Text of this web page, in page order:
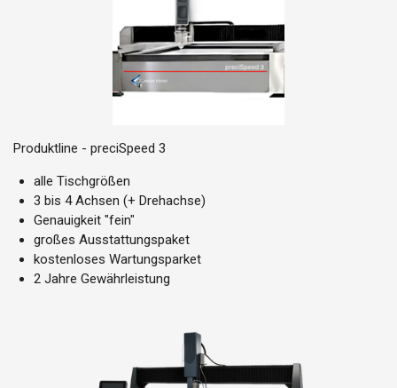
Produktline - preciSpeed 3
alle Tischgrößen
3 bis 4 Achsen (+ Drehachse)
Genauigkeit "fein"
großes Ausstattungspaket
kostenloses Wartungsparket
2 Jahre Gewährleistung